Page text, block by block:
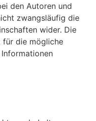
den Autoren und
zwangsläufig die
wider. Die
für die mögliche